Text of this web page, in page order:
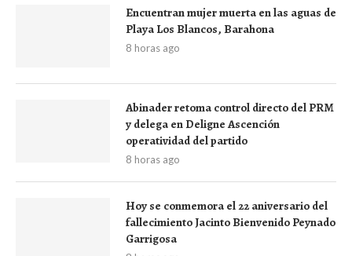
Encuentran mujer muerta en las aguas de
Playa Los Blancos, Barahona
8 horas ago
Abinader retoma control directo del PRM
y delega en Deligne Ascención
operatividad del partido
8 horas ago
Hoy se conmemora el 22 aniversario del
fallecimiento Jacinto Bienvenido Peynado
Garrigosa